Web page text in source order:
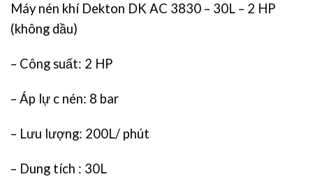
Máy nén khí Dekton DK AC 3830 – 30L – 2 HP
(không dầu)
– Công suất: 2 HP
– Áp lự c nén: 8 bar
– Lưu lượng: 200L/ phút
– Dung tích : 30L